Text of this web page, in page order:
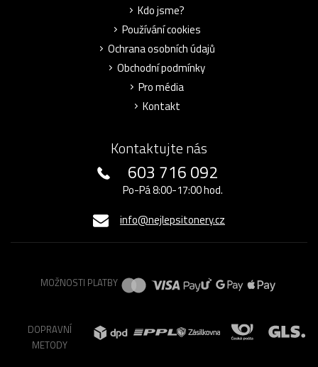
Kdo jsme?
Používání cookies
Ochrana osobních údajů
Obchodní podmínky
Pro média
Kontakt
Kontaktujte nás
603 716 092
Po-Pá 8:00-17:00 hod.
info@nejlepsitonery.cz
MOŽNOSTI PLATBY
DOPRAVNÍ
METODY